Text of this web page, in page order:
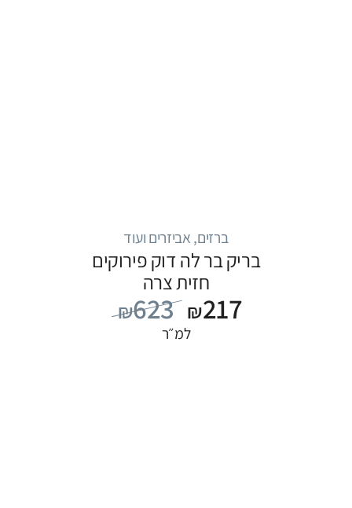
ברזים, אביזרים ועוד
בריק בר לה דוק פירוקים
חזית צרה
₪623 ₪217
למ״ר